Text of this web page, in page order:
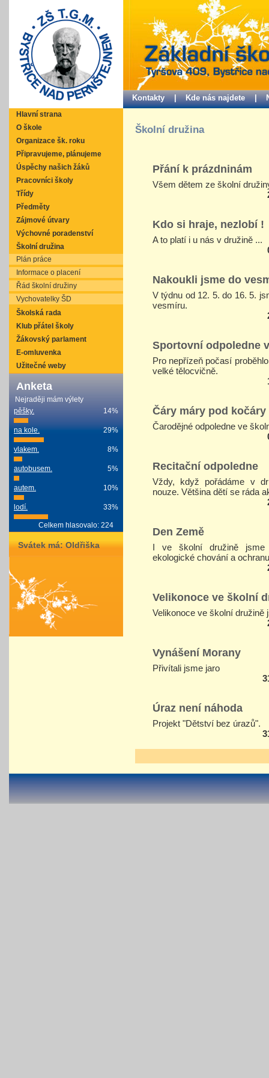
Hlavní strana
O škole
Organizace šk. roku
Připravujeme, plánujeme
Úspěchy našich žáků
Pracovníci školy
Třídy
Předměty
Zájmové útvary
Výchovné poradenství
Školní družina
Plán práce
Informace o placení
Řád školní družiny
Vychovatelky ŠD
Školská rada
Klub přátel školy
Žákovský parlament
E-omluvenka
Užitečné weby
Anketa
Nejraději mám výlety
pěšky.
14%
na kole. 29%
vlakem. 8%
autobusem. 5%
autem. 10%
lodí. 33%
Celkem hlasovalo: 224
Svátek má:Oldřiška
Kontakty | Kde nás najdete |
Školní družina
Přání k prázdninám
Všem dětem ze školní
Kdo si hraje, nezlobí !
A to platí i u nás v družině ...
Nakoukli jsme do
V týdnu od 12. 5. do 16. 5.
vesmíru.
Sportovní odpoledne
Pro nepřízeň počasí
velké tělocvičně.
Čáry máry pod kočáry
Čarodějné odpoledne ve
Recitační odpoledne
Vždy, když pořádáme v
nouze. Většina dětí se ráda
Den Země
I ve školní družině jsme
ekologické chování a
Velikonoce ve školní
Velikonoce ve školní
Vynášení Morany
Přivítali jsme jaro
Úraz není náhoda
Projekt "Dětství bez úrazů".